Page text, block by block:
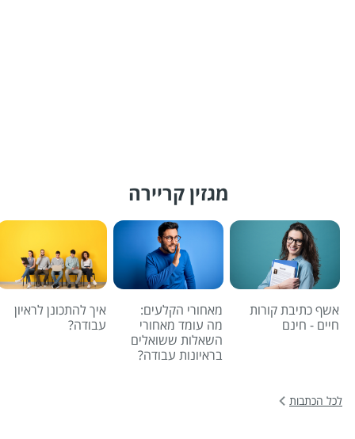
מגזין קריירה
אשף כתיבת קורות
חיים - חינם
מאחורי הקלעים:
מה עומד מאחורי
השאלות ששואלים
בראיונות עבודה?
איך להתכונן לראיון
עבודה?
לכל הכתבות